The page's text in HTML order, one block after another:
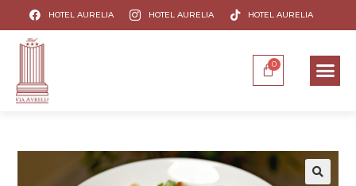
HOTEL AURELIA HOTEL AURELIA HOTEL AURELIA